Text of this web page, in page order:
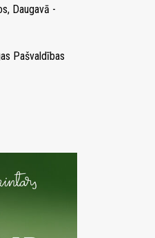
Daugavā -
Pašvaldības